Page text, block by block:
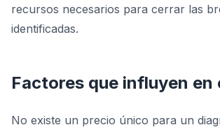
recursos necesarios para cerrar las
identificadas.
Factores que influyen en
No existe un precio único para un